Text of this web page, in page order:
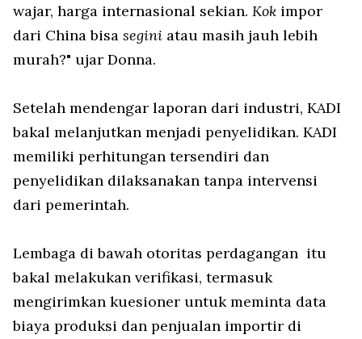
wajar, harga internasional sekian. Kok impor
dari China bisa segini atau masih jauh lebih
murah?" ujar Donna.
Setelah mendengar laporan dari industri, KADI
bakal melanjutkan menjadi penyelidikan. KADI
memiliki perhitungan tersendiri dan
penyelidikan dilaksanakan tanpa intervensi
dari pemerintah.
Lembaga di bawah otoritas perdagangan itu
bakal melakukan verifikasi, termasuk
mengirimkan kuesioner untuk meminta data
biaya produksi dan penjualan importir di